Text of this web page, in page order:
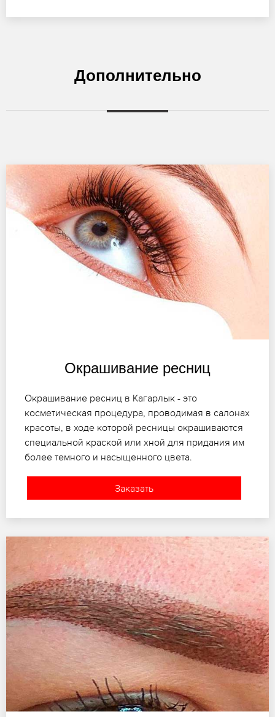
Дополнительно
Окрашивание ресниц
Окрашивание ресниц в Кагарлык - это
косметическая процедура, проводимая в салонах
красоты, в ходе которой ресницы окрашиваются
специальной краской или хной для придания им
более темного и насыщенного цвета.
Заказать